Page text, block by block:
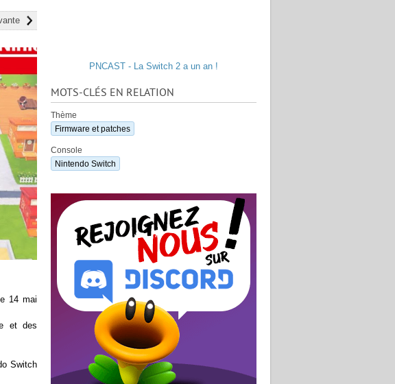
14 mai
et des
Switch
PNCAST - La Switch 2 a un an !
MOTS-CLÉS EN RELATION
Thème
Firmware et patches
Console
Nintendo Switch